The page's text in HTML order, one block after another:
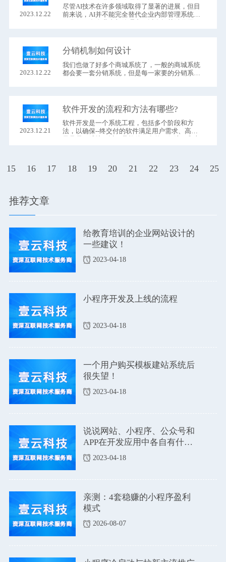
2023.12.22
尽管AI技术在许多领域取得了显著的进展，但目
前来说，AI并不能完全替代企业内部管理系统的
2023.12.22
分销机制如何设计
我们也做了好多个商城系统了，一般的商城系统
都会要一套分销系统，但是每一家要的分销系统
2023.12.21
软件开发的流程和方法有哪些?
软件开发是一个系统工程，包括多个阶段和方
法，以确保--终交付的软件满足用户需求、高质
15 16 17 18 19 20 21 22 23 24 25
推荐文章
给教育培训的企业网站设计的
一些建议！
2023-04-18
小程序开发及上线的流程
2023-04-18
一个用户购买模板建站系统后
很失望！
2023-04-18
说说网站、小程序、公众号和
APP在开发应用中各自有什么
优点和缺点吗？
2023-04-18
亲测：4套稳赚的小程序盈利
模式
2026-08-07